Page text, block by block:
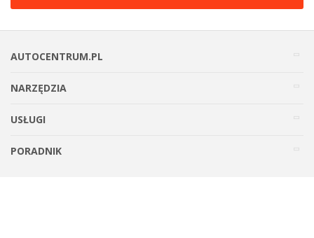
AUTOCENTRUM.PL
NARZĘDZIA
USŁUGI
PORADNIK